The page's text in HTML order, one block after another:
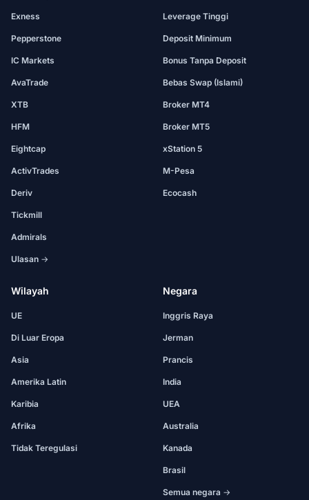
Exness
Pepperstone
IC Markets
AvaTrade
XTB
HFM
Eightcap
ActivTrades
Deriv
Tickmill
Admirals
Ulasan →
Leverage Tinggi
Deposit Minimum
Bonus Tanpa Deposit
Bebas Swap (Islami)
Broker MT4
Broker MT5
xStation 5
M-Pesa
Ecocash
Wilayah
UE
Di Luar Eropa
Asia
Amerika Latin
Karibia
Afrika
Tidak Teregulasi
Negara
Inggris Raya
Jerman
Prancis
India
UEA
Australia
Kanada
Brasil
Semua negara →